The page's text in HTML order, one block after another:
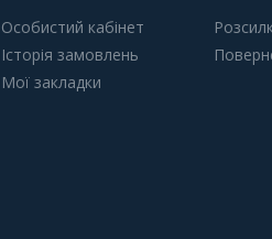
Особистий кабінет
Історія замовлень
Мої закладки